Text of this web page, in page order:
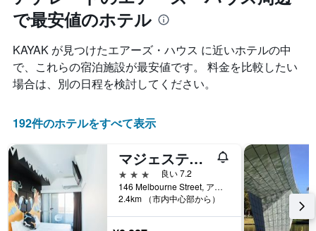
で最安値のホテル
KAYAK が見つけたエアーズ・ハウス に近いホテルの中
で、これらの宿泊施設が最安値です。 料金を比較したい
場合は、別の日程を検討してください。
192件のホテルをすべて表示
マジェスティック ミニマ ホテル
3つ星
良い 7.2
146 Melbourne Street, アデレード, SA, オーストラリア
2.4km （市内中心部から）